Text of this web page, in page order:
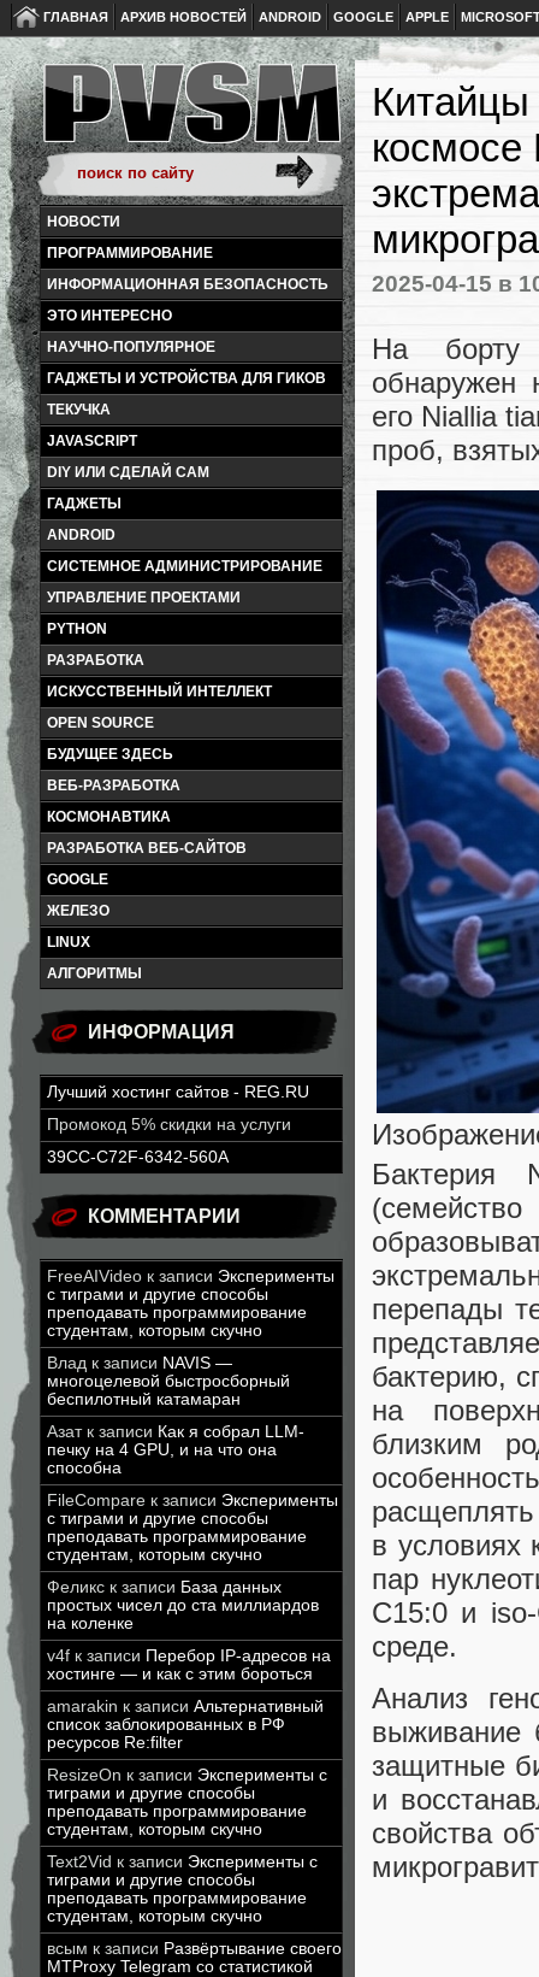
ГЛАВНАЯ АРХИВ НОВОСТЕЙ ANDROID GOOGLE APPLE
НОВОСТИ
ПРОГРАММИРОВАНИЕ
ИНФОРМАЦИОННАЯ БЕЗОПАСНОСТЬ
ЭТО ИНТЕРЕСНО
НАУЧНО-ПОПУЛЯРНОЕ
ГАДЖЕТЫ И УСТРОЙСТВА ДЛЯ ГИКОВ
ТЕКУЧКА
JAVASCRIPT
DIY ИЛИ СДЕЛАЙ САМ
ГАДЖЕТЫ
ANDROID
СИСТЕМНОЕ АДМИНИСТРИРОВАНИЕ
УПРАВЛЕНИЕ ПРОЕКТАМИ
PYTHON
РАЗРАБОТКА
ИСКУССТВЕННЫЙ ИНТЕЛЛЕКТ
OPEN SOURCE
БУДУЩЕЕ ЗДЕСЬ
ВЕБ-РАЗРАБОТКА
КОСМОНАВТИКА
РАЗРАБОТКА ВЕБ-САЙТОВ
GOOGLE
ЖЕЛЕЗО
LINUX
АЛГОРИТМЫ
ИНФОРМАЦИЯ
Лучший хостинг сайтов - REG.RU
Промокод 5% скидки на услуги
39CC-C72F-6342-560A
КОММЕНТАРИИ
FreeAIVideo к записи Эксперименты
с тиграми и другие способы
преподавать программирование
студентам, которым скучно
Влад к записи NAVIS —
многоцелевой быстросборный
беспилотный катамаран
Азатк записи Как я собрал LLM-
печку на 4 GPU, и на что она
способна
FileCompare к записи Эксперименты
с тиграми и другие способы
преподавать программирование
студентам, которым скучно
Феликс к записи База данных
простых чисел до ста миллиардов
на коленке
v4f к записи Перебор IP-адресов на
хостинге — и как с этим бороться
amarakin к записи Альтернативный
список заблокированных в РФ
ресурсов Re:filter
ResizeOn к записи Эксперименты с
тиграми и другие способы
преподавать программирование
студентам, которым скучно
Text2Vid к записи Эксперименты с
тиграми и другие способы
преподавать программирование
студентам, которым скучно
всым к записи Развёртывание своего
MTProxy Telegram со статистикой
космосе
2025-04-15 в
На борту
обнаружен
его Niallia
проб,
Бактерия
перепады
бактерию,
на
близким
в условиях
пар
C15:0 и
среде.
Анализ
выживание
защитные
и
свойства